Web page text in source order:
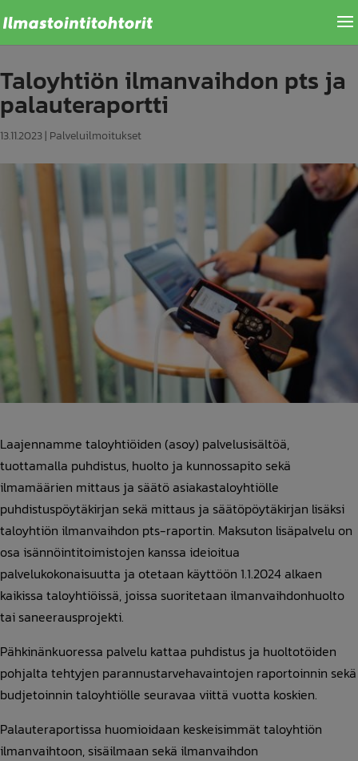
Taloyhtiön ilmanvaihdon pts ja
palauteraportti
13.11.2023| Palveluilmoitukset
Laajennamme taloyhtiöiden (asoy) palvelusisältöä,
tuottamalla puhdistus, huolto ja kunnossapito sekä
ilmamäärien mittaus ja säätö asiakastaloyhtiölle
puhdistuspöytäkirjan sekä mittaus ja säätöpöytäkirjan lisäksi
taloyhtiön ilmanvaihdon pts-raportin. Maksuton lisäpalvelu on
osa isännöintitoimistojen kanssa ideioitua
palvelukokonaisuutta ja otetaan käyttöön 1.1.2024 alkaen
kaikissa taloyhtiöissä, joissa suoritetaan ilmanvaihdonhuolto
tai saneerausprojekti.
Pähkinänkuoressa palvelu kattaa puhdistus ja huoltotöiden
pohjalta tehtyjen parannustarvehavaintojen raportoinnin sekä
budjetoinnin taloyhtiölle seuravaa viittä vuotta koskien.
Palauteraportissa huomioidaan keskeisimmät taloyhtiön
ilmanvaihtoon, sisäilmaan sekä ilmanvaihdon